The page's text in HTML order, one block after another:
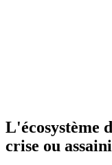
L'écosystème
crise ou